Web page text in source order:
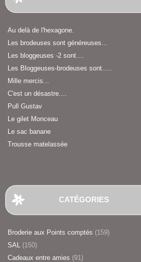
Au delà de l'hexagone.
Les brodeuses sont généreuses...
Les bloggeuses -2 sont....
Les Bloggeuses-brodeuses sont.....
Mille mercis...
C'est un désastre....
Pull Gustav
Le gilet Monceau
Le sac banane
Trousse matelassée
CATÉGORIES
Broderie aux Points comptés (159)
SAL (150)
Cadeaux entre amies (91)